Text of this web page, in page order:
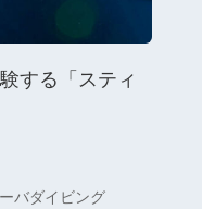
する「スティ
バダイビング